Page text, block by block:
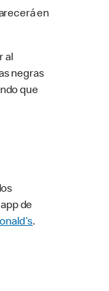
en
al
negras
que
de
.